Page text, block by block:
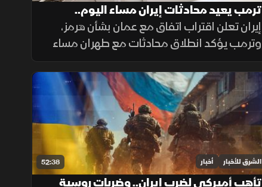
ترمب يعيد محادثات إيران مساء اليوم..
والسعودية تدفع نحو التهدئة
إيران تعلن اقتراب اتفاق مع عمان بشأن هرمز،
وترمب يؤكد انطلاق محادثات مع طهران مساء
الإثنين، فيما تدفع السعودية نحو التهدئة،
وتتواصل الضغوط الدولية بشأن غزة، ويعلن
المغرب حصيلة أحداث سبتة.
52:38 الشرق للأخبار أخبار
تأهب أميركي لضرب إيران.. وضربات روسية